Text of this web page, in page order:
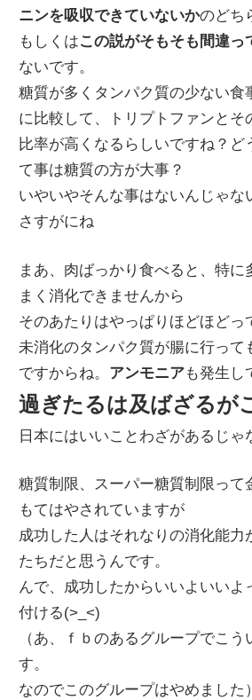
ニンを吸収できていないかのどち
もしくはこの説がそもそも間違っ
ないです。
糖質が多くタンパク質の少ない食
に比較して、トリプトファンとそ
比率が高くなるらしいですね？ど
て事は糖質の方が大事？
いやいやそんな事はないんじゃな
さすがにね
まあ、肉ばっかり食べると、特に
まく消化できませんから
そのあたりはやっぱりほどほどっ
未消化のタンパク質が腸に行って
ですからね。 アンモニアも発生し
過ぎたるは及ばざるが
日本にはいいことわざがあるじゃ
糖質制限、スーパー糖質制限って
もてはやされていますが
成功した人はそれなりの消化能力
たちだと思うんです。
んで、成功したからいいよいいよ
付ける(>_<)
（あ、ｆｂのあるグループでこ
す。
なのでこのグループはやめました）